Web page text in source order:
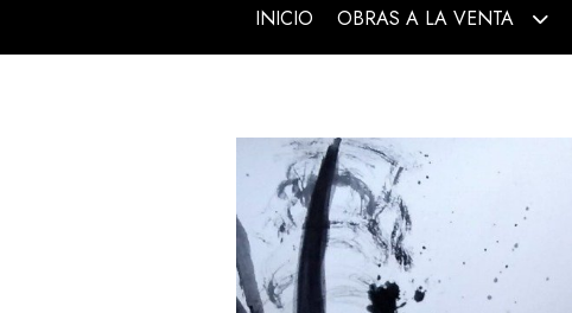
INICIO OBRAS A LA VENTA